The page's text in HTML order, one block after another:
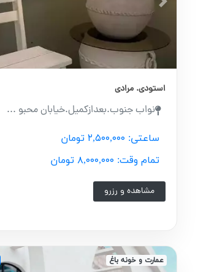
Next
استودی. مرادی
نواب جنوب.بعدازکمیل.خیابان محبو ...
ساعتی: ۲,۵۰۰,۰۰۰ تومان
تمام وقت: ۸,۰۰۰,۰۰۰ تومان
مشاهده و رزرو
عمارت و خونه باغ